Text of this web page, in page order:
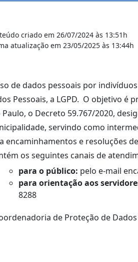
criado em 26/07/2024 às 13:51h
atualização em 23/05/2025 às 13:44h
de dados pessoais por
Pessoais, a LGPD. O objetivo
Paulo, o Decreto 59.767/2020,
servindo como
encaminhamentos e resoluções
os seguintes canais de
para o público: pelo e-mail
para orientação aos
8288
de Proteção de